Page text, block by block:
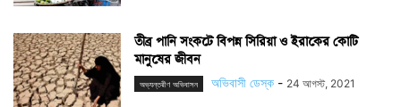
তীব্র পানি সংকটে বিপন্ন সিরিয়া ও ইরাকের কোটি
মানুষের জীবন
অভ্যন্তরীণ অভিবাসন অভিবাসী ডেস্ক - 24 আগস্ট, 2021